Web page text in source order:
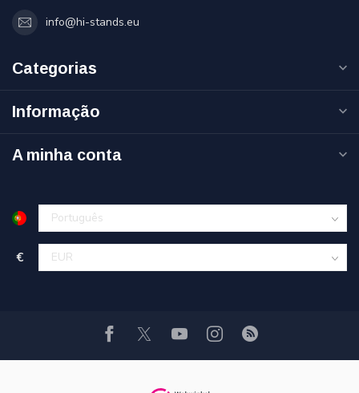
info@hi-stands.eu
Categorias
Informação
A minha conta
€